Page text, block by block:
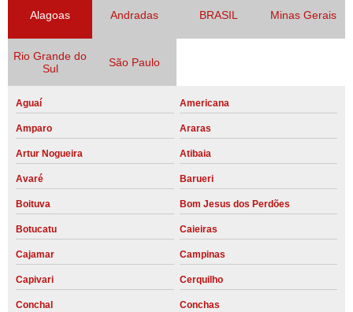
Alagoas Andradas BRASIL Minas Gerais
Rio Grande do
Sul
São Paulo
Aguaí Americana
Amparo Araras
Artur Nogueira Atibaia
Avaré Barueri
Boituva Bom Jesus dos Perdões
Botucatu Caieiras
Cajamar Campinas
Capivari Cerquilho
Conchal Conchas